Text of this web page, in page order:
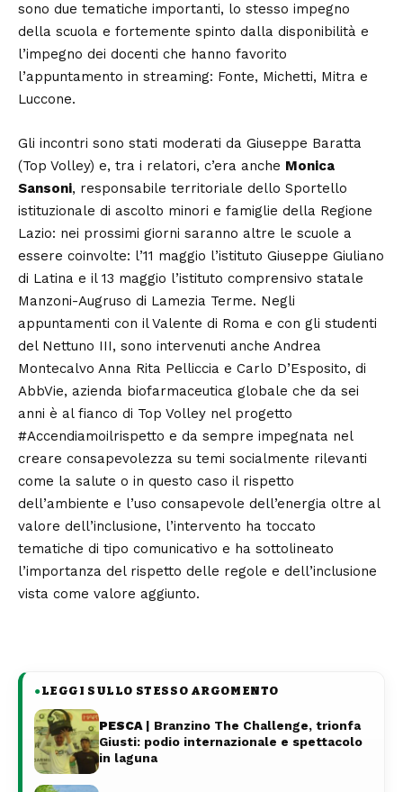
sono due tematiche importanti, lo stesso impegno
della scuola e fortemente spinto dalla disponibilità e
l’impegno dei docenti che hanno favorito
l’appuntamento in streaming: Fonte, Michetti, Mitra e
Luccone.
Gli incontri sono stati moderati da Giuseppe Baratta
(Top Volley) e, tra i relatori, c’era anche Monica
Sansoni, responsabile territoriale dello Sportello
istituzionale di ascolto minori e famiglie della Regione
Lazio: nei prossimi giorni saranno altre le scuole a
essere coinvolte: l’11 maggio l’istituto Giuseppe Giuliano
di Latina e il 13 maggio l’istituto comprensivo statale
Manzoni-Augruso di Lamezia Terme. Negli
appuntamenti con il Valente di Roma e con gli studenti
del Nettuno III, sono intervenuti anche Andrea
Montecalvo Anna Rita Pelliccia e Carlo D’Esposito, di
AbbVie, azienda biofarmaceutica globale che da sei
anni è al fianco di Top Volley nel progetto
#Accendiamoilrispetto e da sempre impegnata nel
creare consapevolezza su temi socialmente rilevanti
come la salute o in questo caso il rispetto
dell’ambiente e l’uso consapevole dell’energia oltre al
valore dell’inclusione, l’intervento ha toccato
tematiche di tipo comunicativo e ha sottolineato
l’importanza del rispetto delle regole e dell’inclusione
vista come valore aggiunto.
●LEGGI SULLO STESSO ARGOMENTO
PESCA | Branzino The Challenge, trionfa
Giusti: podio internazionale e spettacolo
in laguna